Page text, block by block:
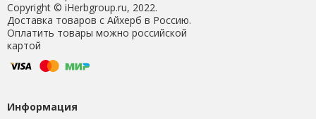
Copyright © iHerbgroup.ru, 2022.
Доставка товаров с Айхерб в Россию.
Оплатить товары можно российской
картой
Информация